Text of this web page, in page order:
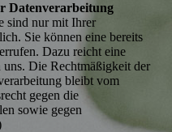
Datenverarbeitung
sind nur mit Ihrer
Sie können eine bereits
Dazu reicht eine
Die Rechtmäßigkeit der
bleibt vom
gegen die
sowie gegen